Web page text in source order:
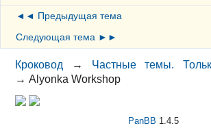
◄◄ Предыдущая тема
Следующая тема ►►
Кроковод → Частные темы.
→Alyonka Workshop
PanBB 1.4.5